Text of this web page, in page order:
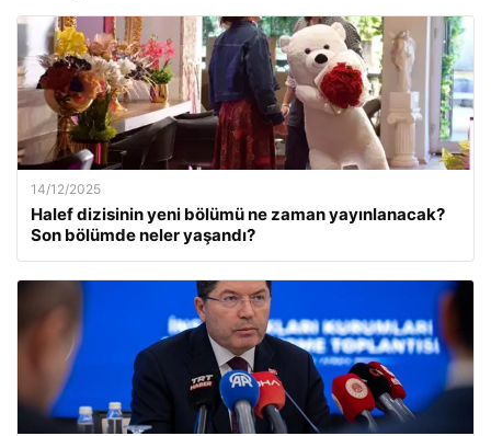
14/12/2025
Halef dizisinin yeni bölümü ne zaman yayınlanacak?
Son bölümde neler yaşandı?